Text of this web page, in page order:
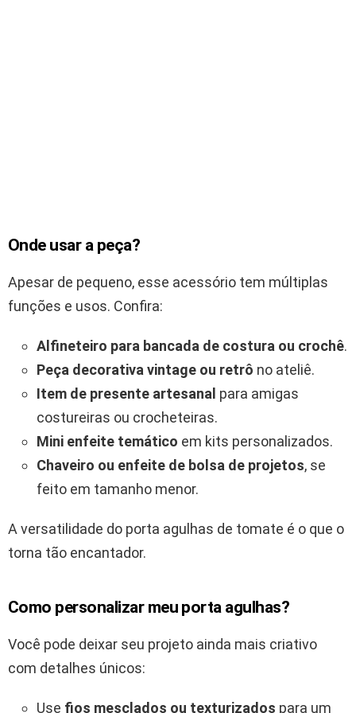
Onde usar a peça?
Apesar de pequeno, esse acessório tem múltiplas
funções e usos. Confira:
Alfineteiro para bancada de costura ou crochê.
Peça decorativa vintage ou retrô no ateliê.
Item de presente artesanal para amigas
costureiras ou crocheteiras.
Mini enfeite temático em kits personalizados.
Chaveiro ou enfeite de bolsa de projetos, se
feito em tamanho menor.
A versatilidade do porta agulhas de tomate é o que o
torna tão encantador.
Como personalizar meu porta agulhas?
Você pode deixar seu projeto ainda mais criativo
com detalhes únicos:
Use fios mesclados ou texturizados para um